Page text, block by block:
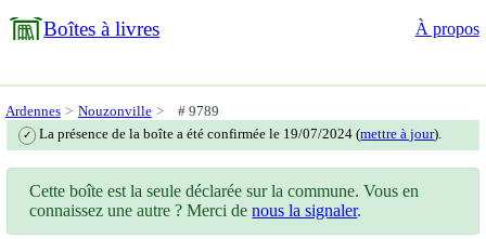
Boîtes à livres À propos
Ardennes Nouzonville # 9789
✓ La présence de la boîte a été confirmée le 19/07/2024 (mettre à jour).
Cette boîte est la seule déclarée sur la commune. Vous en
connaissez une autre ? Merci denous la signaler.